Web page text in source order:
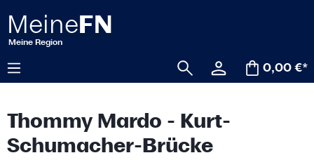
springen
0,00 €*
Thommy Mardo - Kurt-
Schumacher-Brücke